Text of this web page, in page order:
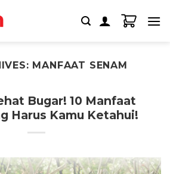
MANFAAT SENAM
Bugar! 10 Manfaat
Harus Kamu Ketahui!